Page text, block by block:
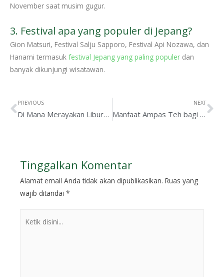
November saat musim gugur.
3. Festival apa yang populer di Jepang?
Gion Matsuri, Festival Salju Sapporo, Festival Api Nozawa, dan
Hanami termasuk festival Jepang yang paling populer dan
banyak dikunjungi wisatawan.
PREVIOUS
Di Mana Merayakan Liburan Natal & Tahun Baru di Jepang? Ini Rekomendasi Destinasi Terindahnya
NEXT
Manfaat Ampas Teh bagi Orang Jepang
Tinggalkan Komentar
Alamat email Anda tidak akan dipublikasikan. Ruas yang
wajib ditandai *